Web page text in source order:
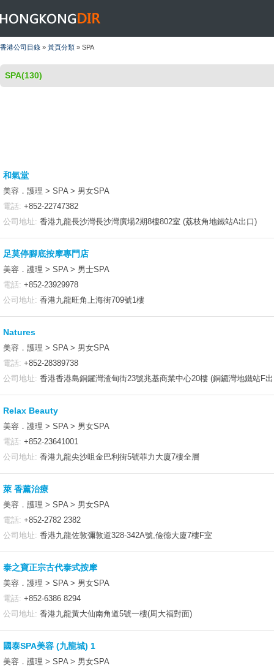
HONGKONGDIR
香港公司目錄 » 黃頁分類 » SPA
SPA(130)
和氣堂
美容．護理 > SPA > 男女SPA
電話: +852-22747382
公司地址: 香港九龍長沙灣長沙灣廣場2期8樓802室 (荔枝角地鐵站A出口)
足莫停腳底按摩專門店
美容．護理 > SPA > 男士SPA
電話: +852-23929978
公司地址: 香港九龍旺角上海街709號1樓
Natures
美容．護理 > SPA > 男女SPA
電話: +852-28389738
公司地址: 香港香港島銅鑼灣渣甸街23號兆基商業中心20樓 (銅鑼灣地鐵站F
Relax Beauty
美容．護理 > SPA > 男女SPA
電話: +852-23641001
公司地址: 香港九龍尖沙咀金巴利街5號菲力大廈7樓全層
萊 香薰治療
美容．護理 > SPA > 男女SPA
電話: +852-2782 2382
公司地址: 香港九龍佐敦彌敦道328-342A號,儉德大廈7樓F室
泰之寶正宗古代泰式按摩
美容．護理 > SPA > 男女SPA
電話: +852-6386 8294
公司地址: 香港九龍黃大仙南角道5號一樓(周大福對面)
國泰SPA美容 (九龍城) 1
美容．護理 > SPA > 男女SPA